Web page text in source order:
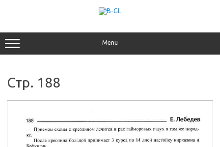
Menu
Стр. 188